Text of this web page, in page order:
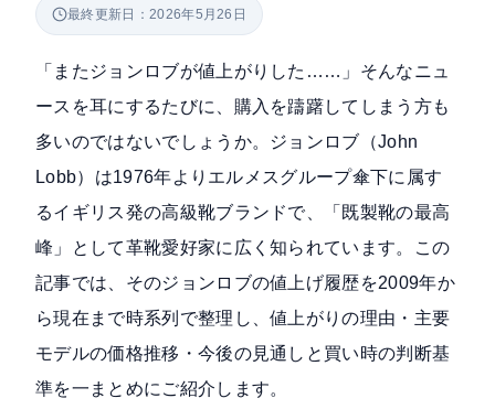
最終更新日：2026年5月26日
「またジョンロブが値上がりした……」そんなニュ
ースを耳にするたびに、購入を躊躇してしまう方も
多いのではないでしょうか。ジョンロブ（John
Lobb）は1976年よりエルメスグループ傘下に属す
るイギリス発の高級靴ブランドで、「既製靴の最高
峰」として革靴愛好家に広く知られています。この
記事では、そのジョンロブの値上げ履歴を2009年か
ら現在まで時系列で整理し、値上がりの理由・主要
モデルの価格推移・今後の見通しと買い時の判断基
準を一まとめにご紹介します。